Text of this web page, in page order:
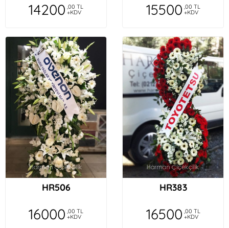
14200 ,00 TL
+KDV 15500 ,00 TL
+KDV
HR506
16000 ,00 TL
+KDV
HR383
16500 ,00 TL
+KDV